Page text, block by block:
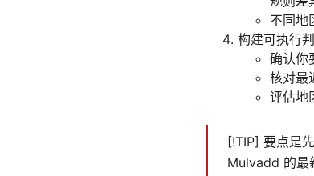
不同地
构建可执行
确认你
核对最
评估地
[!TIP] 要点是
Mulvadd 的最